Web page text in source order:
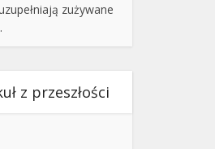
zużywane
z przeszłości